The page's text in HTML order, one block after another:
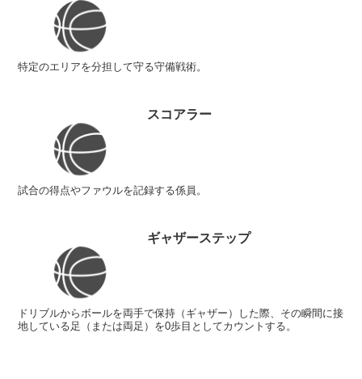
特定のエリアを分担して守る守備戦術。
スコアラー
試合の得点やファウルを記録する係員。
ギャザーステップ
ドリブルからボールを両手で保持（ギャザー）した際、その瞬間に接
地している足（または両足）を0歩目としてカウントする。